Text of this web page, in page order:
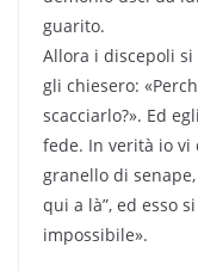
guarito.
Allora i discepoli si
gli chiesero:
scacciarlo?». Ed
fede. In verità io vi
granello di
qui a là”, ed esso
impossibile».